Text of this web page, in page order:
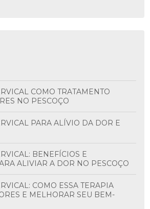
NO PESCOÇO
ALIVIAR A DOR NO PESCOÇO
E MELHORAR SEU BEM-